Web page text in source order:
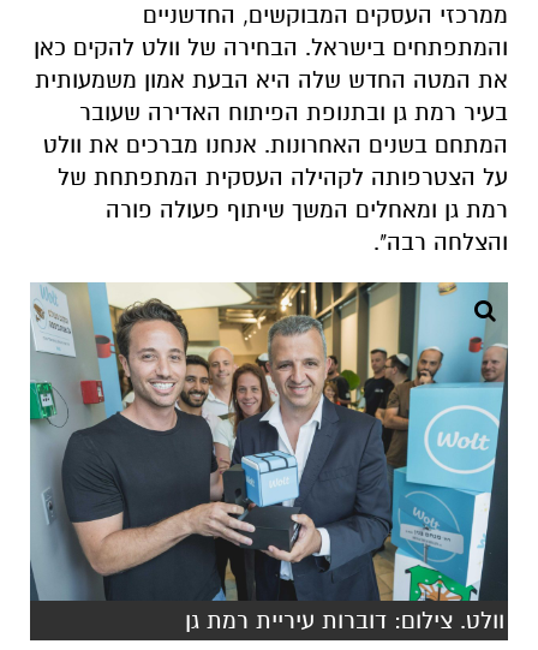
ממרכזי העסקים המבוקשים, החדשניים
והמתפתחים בישראל. הבחירה של וולט להקים כאן
את המטה החדש שלה היא הבעת אמון משמעותית
בעיר רמת גן ובתנופת הפיתוח האדירה שעובר
המתחם בשנים האחרונות. אנחנו מברכים את וולט
על הצטרפותה לקהילה העסקית המתפתחת של
רמת גן ומאחלים המשך שיתוף פעולה פורה
והצלחה רבה".
וולט. צילום: דוברות עיריית רמת גן